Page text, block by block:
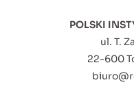
POLSKI
ul. T.
22-600